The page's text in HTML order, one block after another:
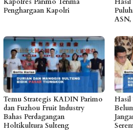
Kapolres Parimo Terima
Penghargaan Kapolri
Hasil
ASN,
Temu Strategis KADIN Parimo
dan Fuzhou Fruit Industry
Bahas Perdagangan
Holtikultura Sulteng
Hasil